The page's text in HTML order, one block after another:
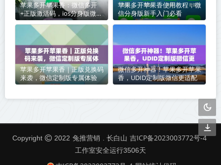
苹果多开苹果香：微信多开
+正版激活码，ios分身版微信
首选
苹果多开苹果香使用教程，微
信分身版新手入门必看
苹果多开苹果香｜正版兑换码
来袭，微信定制版专属体验
微信多开神器！苹果多开苹果
香，UDID定制版微信更适配
Copyright 2022 兔推营销 . 长白山 吉ICP备2023003772号-4
工作室安全运行3506天